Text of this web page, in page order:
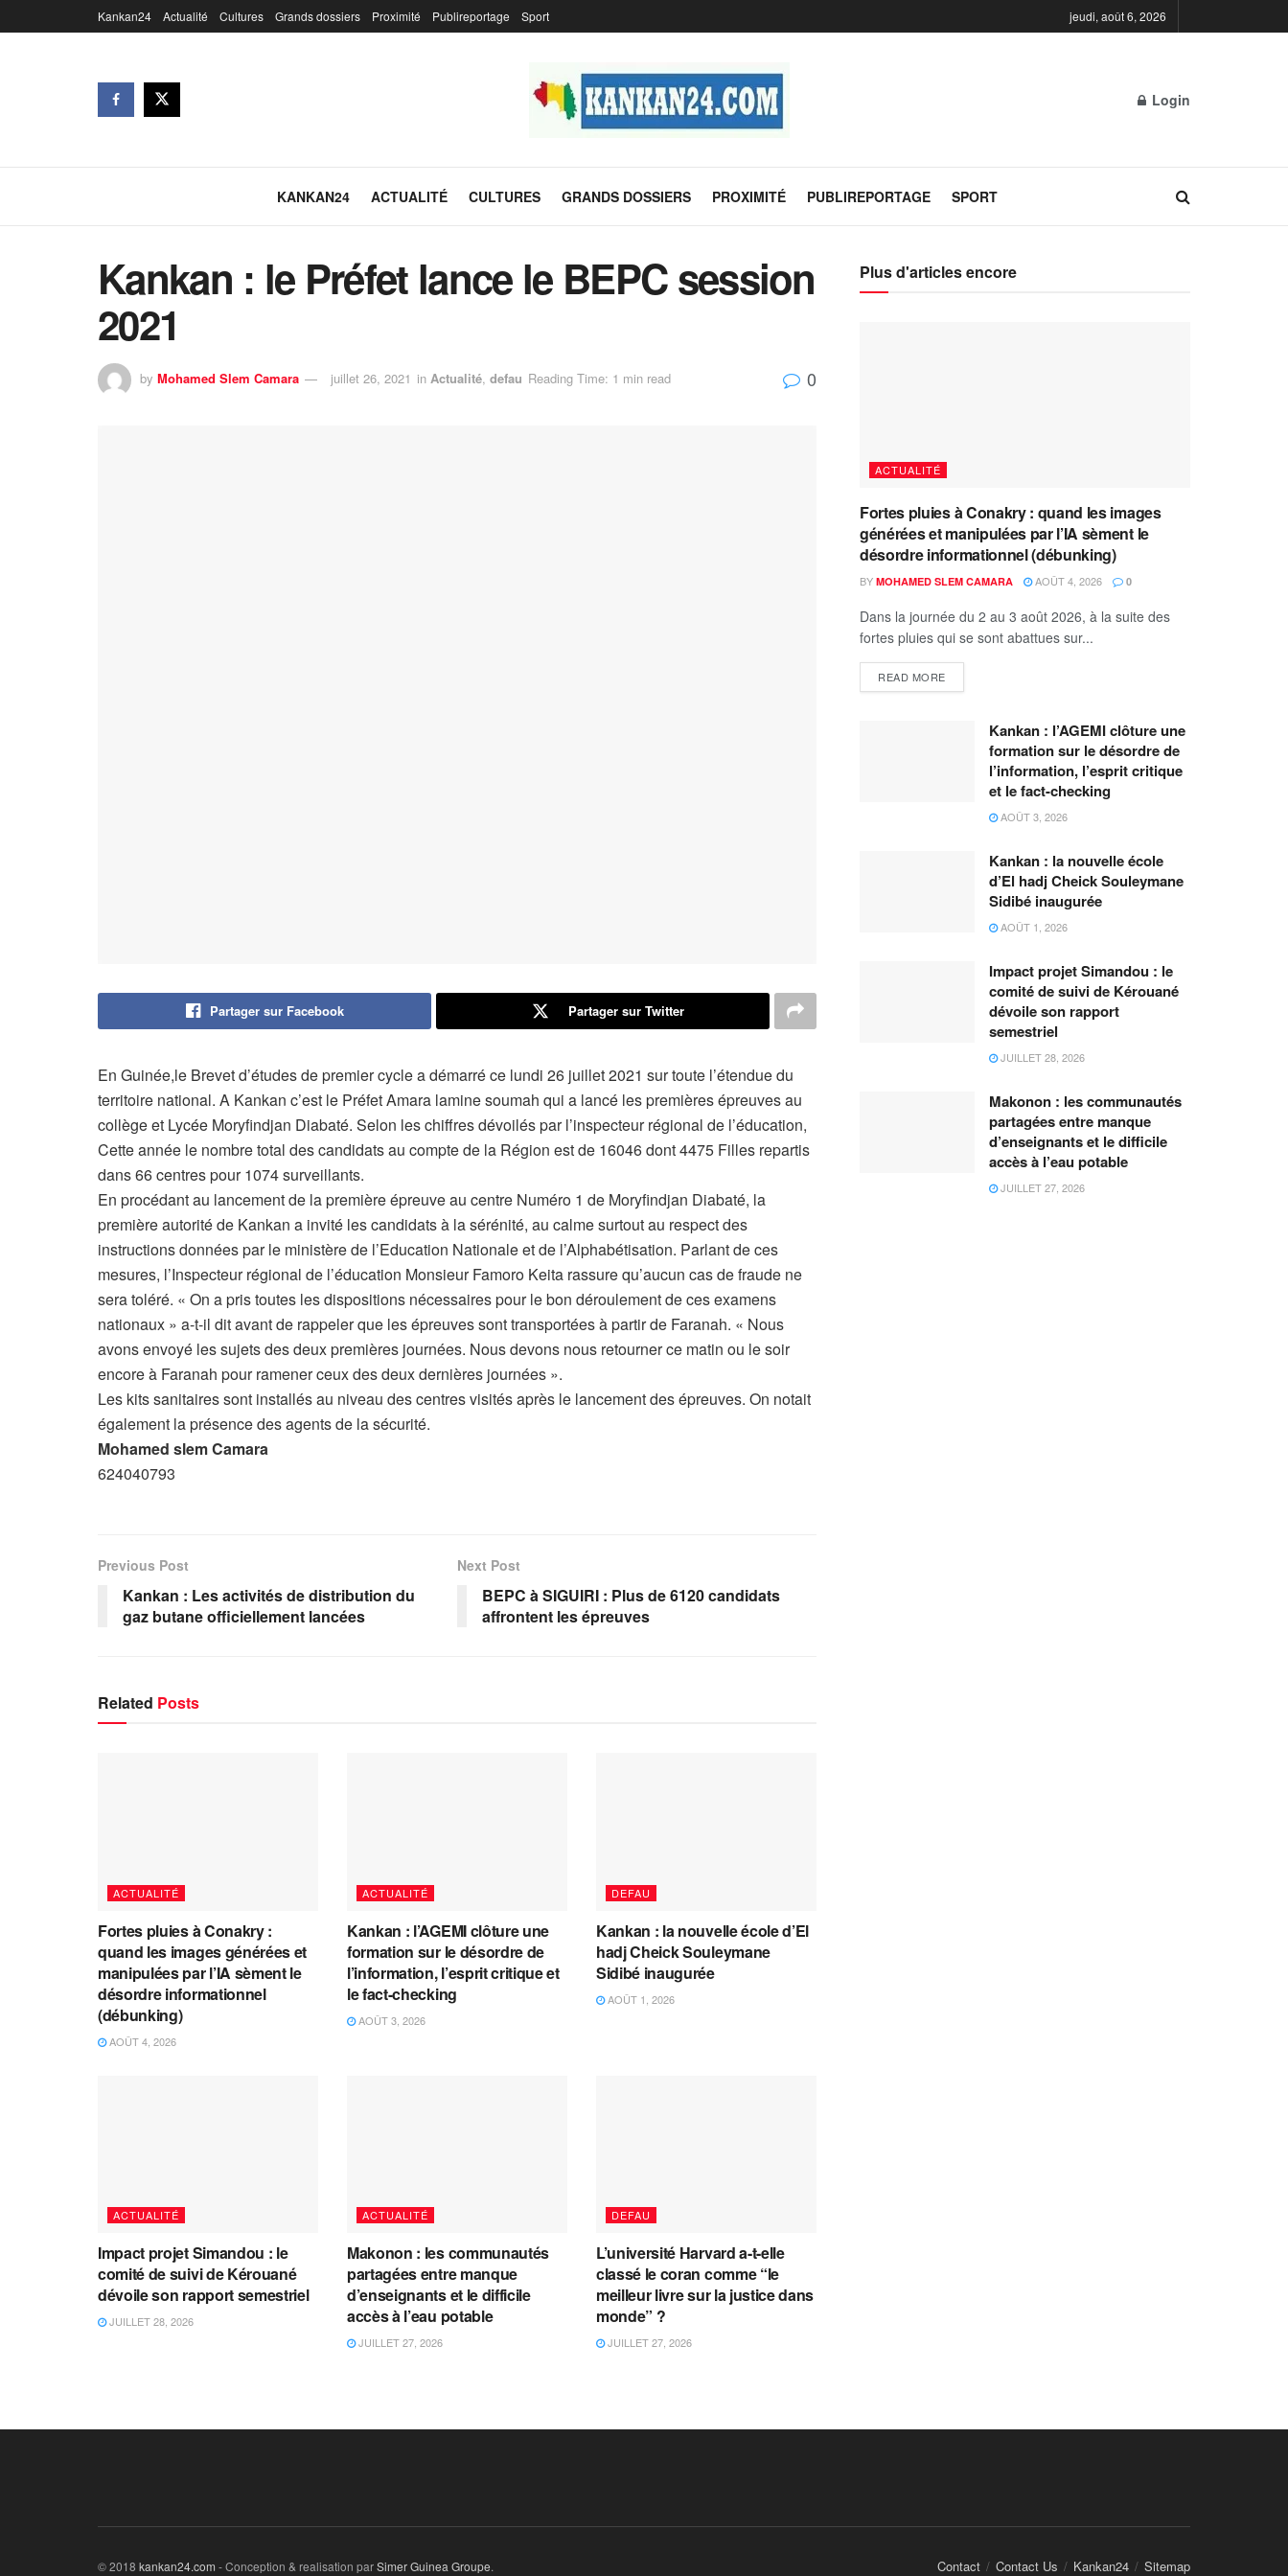
Kankan24 Actualité Cultures Grands dossiers Proximité Publireportage Sport jeudi, août 6, 2026
Login
KANKAN24 ACTUALITÉ CULTURES GRANDS DOSSIERS PROXIMITÉ PUBLIREPORTAGE SPORT
Kankan : le Préfet lance le BEPC session
2021
by Mohamed Slem Camara juillet 26, 2021 in Actualité, defau Reading Time: 1 min read 0
Partager sur Facebook Partager sur Twitter
En Guinée,le Brevet d’études de premier cycle a démarré ce lundi 26 juillet 2021 sur toute l’étendue du
territoire national. A Kankan c’est le Préfet Amara lamine soumah qui a lancé les premières épreuves au
collège et Lycée Moryfindjan Diabaté. Selon les chiffres dévoilés par l’inspecteur régional de l’éducation,
Cette année le nombre total des candidats au compte de la Région est de 16046 dont 4475 Filles repartis
dans 66 centres pour 1074 surveillants.
En procédant au lancement de la première épreuve au centre Numéro 1 de Moryfindjan Diabaté, la
première autorité de Kankan a invité les candidats à la sérénité, au calme surtout au respect des
instructions données par le ministère de l’Education Nationale et de l’Alphabétisation. Parlant de ces
mesures, l’Inspecteur régional de l’éducation Monsieur Famoro Keita rassure qu’aucun cas de fraude ne
sera toléré. « On a pris toutes les dispositions nécessaires pour le bon déroulement de ces examens
nationaux » a-t-il dit avant de rappeler que les épreuves sont transportées à partir de Faranah. « Nous
avons envoyé les sujets des deux premières journées. Nous devons nous retourner ce matin ou le soir
encore à Faranah pour ramener ceux des deux dernières journées ».
Les kits sanitaires sont installés au niveau des centres visités après le lancement des épreuves. On notait
également la présence des agents de la sécurité.
Mohamed slem Camara
624040793
Previous Post
Kankan : Les activités de distribution du
gaz butane officiellement lancées
Next Post
BEPC à SIGUIRI : Plus de 6120 candidats
affrontent les épreuves
Related Posts
ACTUALITÉ
Fortes pluies à Conakry :
quand les images générées et
manipulées par l’IA sèment le
désordre informationnel
(débunking)
AOÛT 4, 2026
ACTUALITÉ
Kankan : l’AGEMI clôture une
formation sur le désordre de
l’information, l’esprit critique et
le fact-checking
AOÛT 3, 2026
DEFAU
Kankan : la nouvelle école d’El
hadj Cheick Souleymane
Sidibé inaugurée
AOÛT 1, 2026
ACTUALITÉ
Impact projet Simandou : le
comité de suivi de Kérouané
dévoile son rapport semestriel
JUILLET 28, 2026
ACTUALITÉ
Makonon : les communautés
partagées entre manque
d’enseignants et le difficile
accès à l’eau potable
JUILLET 27, 2026
DEFAU
L’université Harvard a-t-elle
classé le coran comme “le
meilleur livre sur la justice dans
monde” ?
JUILLET 27, 2026
Plus d'articles encore
ACTUALITÉ
Fortes pluies à Conakry : quand les images
générées et manipulées par l’IA sèment le
désordre informationnel (débunking)
BY MOHAMED SLEM CAMARA AOÛT 4, 2026 0
Dans la journée du 2 au 3 août 2026, à la suite des
fortes pluies qui se sont abattues sur...
READ MORE
Kankan : l’AGEMI clôture une
formation sur le désordre de
l’information, l’esprit critique
et le fact-checking
AOÛT 3, 2026
Kankan : la nouvelle école
d’El hadj Cheick Souleymane
Sidibé inaugurée
AOÛT 1, 2026
Impact projet Simandou : le
comité de suivi de Kérouané
dévoile son rapport
semestriel
JUILLET 28, 2026
Makonon : les communautés
partagées entre manque
d’enseignants et le difficile
accès à l’eau potable
JUILLET 27, 2026
Contact Contact Us Kankan24 Sitemap
© 2018 kankan24.com - Conception & realisation parSimer Guinea Groupe.